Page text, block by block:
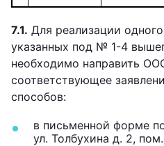
7.1. Для реализации
указанных под № 1-4
необходимо направить
соответствующее
способов:
в письменной форме
ул. Толбухина д. 2,